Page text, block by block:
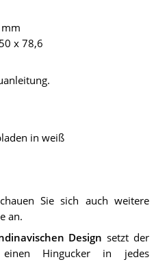
x 78,6
in weiß
Sie sich auch weitere
an.
Design setzt der
Hingucker in jedes